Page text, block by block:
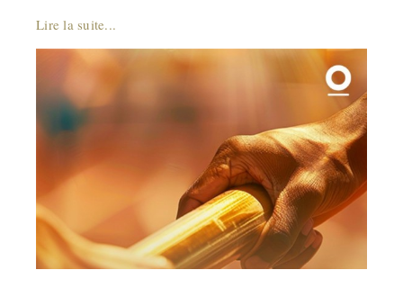
Lire la suite...